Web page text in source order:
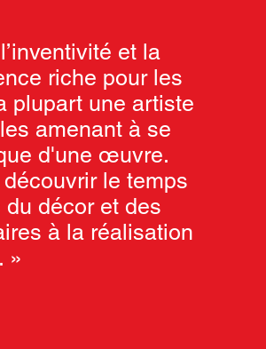
et la
riche pour les
plupart une artiste
amenant à se
d'une œuvre.
le temps
décor et des
à la réalisation
»